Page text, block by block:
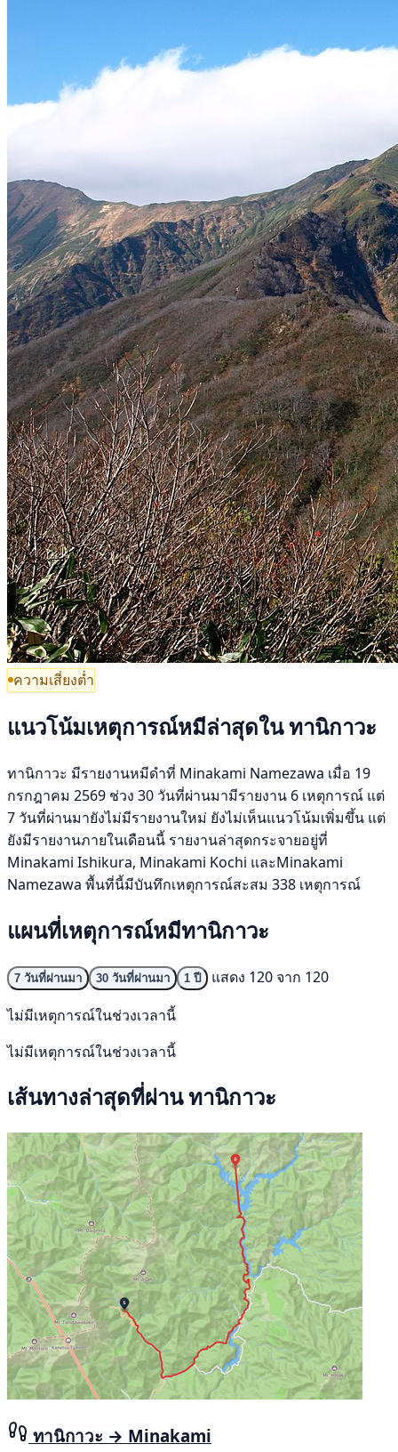
ความเสี่ยงต่ำ
แนวโน้มเหตุการณ์หมีล่าสุดใน ทานิกาวะ
ทานิกาวะ มีรายงานหมีดำที่ Minakami Namezawa เมื่อ 19
กรกฎาคม 2569 ช่วง 30 วันที่ผ่านมามีรายงาน 6 เหตุการณ์ แต่
7 วันที่ผ่านมายังไม่มีรายงานใหม่ ยังไม่เห็นแนวโน้มเพิ่มขึ้น แต่
ยังมีรายงานภายในเดือนนี้ รายงานล่าสุดกระจายอยู่ที่
Minakami Ishikura, Minakami Kochi และMinakami
Namezawa พื้นที่นี้มีบันทึกเหตุการณ์สะสม 338 เหตุการณ์
แผนที่เหตุการณ์หมีทานิกาวะ
7 วันที่ผ่านมา 30 วันที่ผ่านมา 1 ปี
แสดง 120 จาก 120
ไม่มีเหตุการณ์ในช่วงเวลานี้
ไม่มีเหตุการณ์ในช่วงเวลานี้
เส้นทางล่าสุดที่ผ่าน ทานิกาวะ
ทานิกาวะ → Minakami